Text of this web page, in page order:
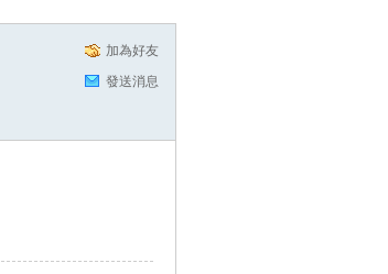
加為好友
發送消息